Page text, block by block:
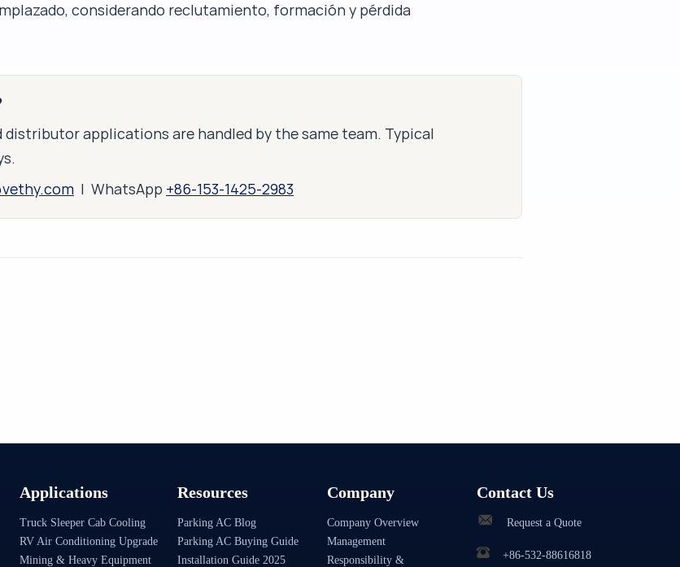
considerando reclutamiento, formación y pérdida
distributor applications are handled by the same team. Typical
| WhatsApp +86-153-1425-2983
Applications
Truck Sleeper Cab Cooling
RV Air Conditioning Upgrade
Mining & Heavy Equipment
Resources
Parking AC Blog
Parking AC Buying Guide
Installation Guide 2025
Company
Company Overview
Management
Responsibility &
Contact Us
Request a Quote
+86-532-88616818